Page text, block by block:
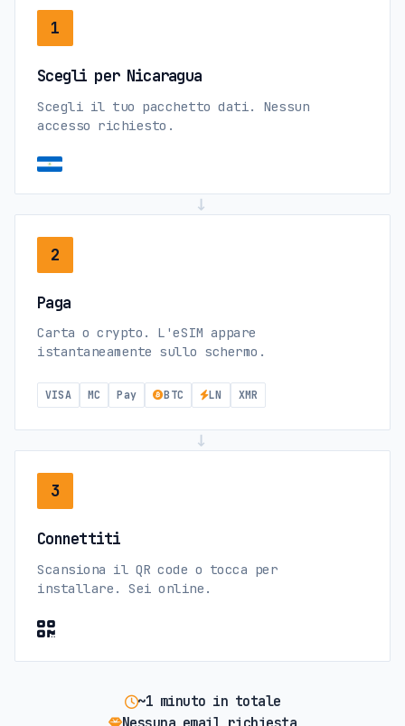
1
Scegli per Nicaragua
Scegli il tuo pacchetto dati. Nessun
accesso richiesto.
2
Paga
Carta o crypto. L'eSIM appare
istantaneamente sullo schermo.
VISA MC Pay BTC LN XMR
→
3
Connettiti
Scansiona il QR code o tocca per
installare. Sei online.
~1 minuto in totale